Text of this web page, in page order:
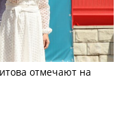
отмечают на